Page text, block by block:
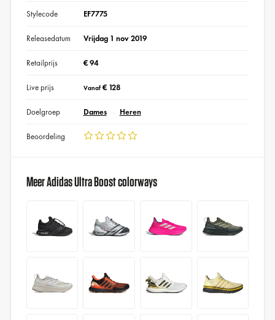
Stylecode EF7775
Releasedatum Vrijdag 1 nov 2019
Retailprijs € 94
Live prijs Vanaf€ 128
Doelgroep Dames Heren
Beoordeling
Meer Adidas Ultra Boost colorways